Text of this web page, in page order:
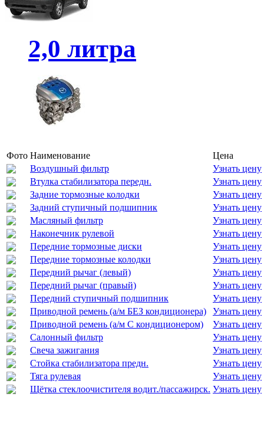
2,0 литра
Фото Наименование
Цена
Воздушный фильтр
Узнать цену
Втулка стабилизатора передн.
Узнать цену
Задние тормозные колодки
Узнать цену
Задний ступичный подшипник
Узнать цену
Масляный фильтр
Узнать цену
Наконечник рулевой
Узнать цену
Передние тормозные диски
Узнать цену
Передние тормозные колодки
Узнать цену
Передний рычаг (левый)
Узнать цену
Передний рычаг (правый)
Узнать цену
Передний ступичный подшипник
Узнать цену
Приводной ремень (а/м БЕЗ кондиционера)
Узнать цену
Приводной ремень (а/м С кондиционером)
Узнать цену
Салонный фильтр
Узнать цену
Свеча зажигания
Узнать цену
Стойка стабилизатора предн.
Узнать цену
Тяга рулевая
Узнать цену
Щётка стеклоочистителя водит./пассажирск. Узнать цену